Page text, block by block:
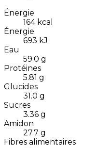
Énergie
164 kcal
Énergie
693 kJ
Eau
59.0 g
Protéines
5.81 g
Glucides
31.0 g
Sucres
3.36 g
Amidon
27.7 g
Fibres alimentaires